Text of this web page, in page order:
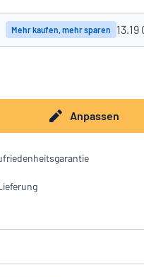
Mehr kaufen, mehr sparen 13.19
Anpassen